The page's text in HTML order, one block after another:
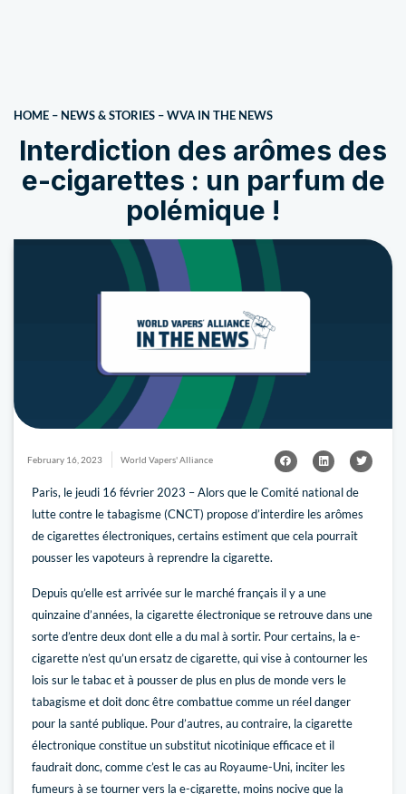
HOME – NEWS & STORIES –WVA IN THE NEWS
Interdiction des arômes des
e-cigarettes : un parfum de
polémique !
February 16, 2023 World Vapers' Alliance
Paris, le jeudi 16 février 2023 – Alors que le Comité national de
lutte contre le tabagisme (CNCT) propose d’interdire les arômes
de cigarettes électroniques, certains estiment que cela pourrait
pousser les vapoteurs à reprendre la cigarette.
Depuis qu’elle est arrivée sur le marché français il y a une
quinzaine d’années, la cigarette électronique se retrouve dans une
sorte d’entre deux dont elle a du mal à sortir. Pour certains, la e-
cigarette n’est qu’un ersatz de cigarette, qui vise à contourner les
lois sur le tabac et à pousser de plus en plus de monde vers le
tabagisme et doit donc être combattue comme un réel danger
pour la santé publique. Pour d’autres, au contraire, la cigarette
électronique constitue un substitut nicotinique efficace et il
faudrait donc, comme c’est le cas au Royaume-Uni, inciter les
fumeurs à se tourner vers la e-cigarette, moins nocive que la